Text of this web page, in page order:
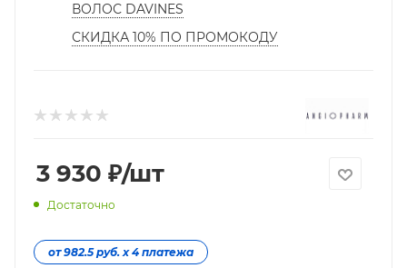
ВОЛОС DAVINES
СКИДКА 10% ПО ПРОМОКОДУ
3 930 ₽/шт
Достаточно
от 982.5 руб. х 4 платежа